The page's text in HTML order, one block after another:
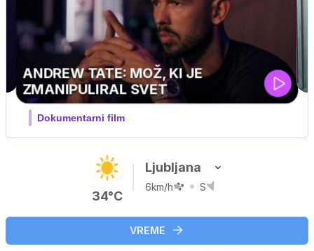
MOJ PRIJATELJ PINGVIN
Film meseca / družinski, pustolovski
34°C
Ljubljana
6km/h S
VREME